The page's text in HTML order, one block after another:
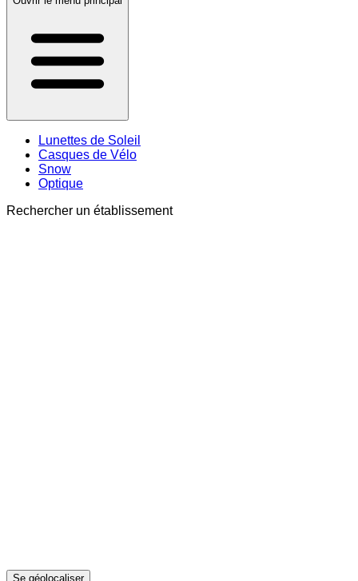
Lunettes de Soleil
Casques de Vélo
Snow
Optique
Rechercher un établissement
Se géolocaliser